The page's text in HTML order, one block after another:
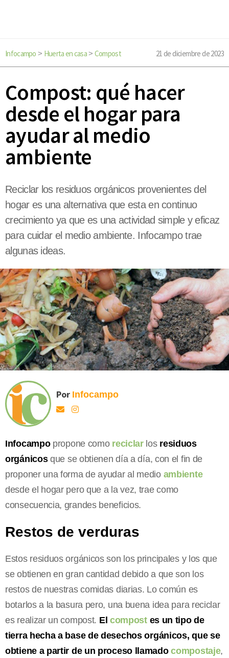
Infocampo > Huerta en casa> Compost 21 de diciembre de 2023
Compost: qué hacer
desde el hogar para
ayudar al medio
ambiente
Reciclar los residuos orgánicos provenientes del
hogar es una alternativa que esta en continuo
crecimiento ya que es una actividad simple y eficaz
para cuidar el medio ambiente. Infocampo trae
algunas ideas.
Por Infocampo
Infocampopropone como reciclarlos residuos
orgánicosque se obtienen día a día, con el fin de
proponer una forma de ayudar al medio ambiente
desde el hogar pero que a la vez, trae como
consecuencia, grandes beneficios.
Restos de verduras
Estos residuos orgánicos son los principales y los que
se obtienen en gran cantidad debido a que son los
restos de nuestras comidas diarias. Lo común es
botarlos a la basura pero, una buena idea para reciclar
es realizar un compost. El compostes un tipo de
tierra hecha a base de desechos orgánicos, que se
obtiene a partir de un proceso llamadocompostaje,